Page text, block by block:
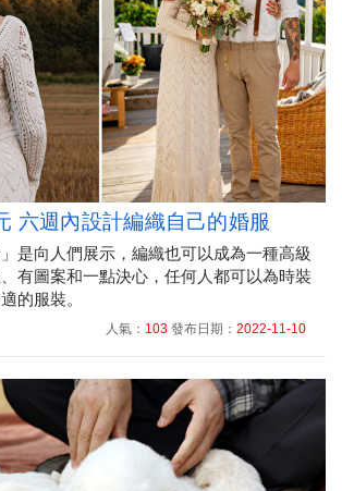
六週內設計編織自己的婚服
是向人們展示，編織也可以成為一種高級
有圖案和一點決心，任何人都可以為時裝
的服裝。
人氣： 103 發布日期： 2022-11-10